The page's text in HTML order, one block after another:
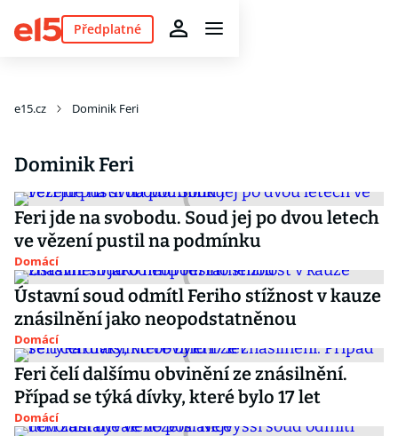
Předplatné
e15.cz Dominik Feri
Dominik Feri
Feri jde na svobodu. Soud jej po dvou letech
ve vězení pustil na podmínku
Domácí
Ústavní soud odmítl Feriho stížnost v kauze
znásilnění jako neopodstatněnou
Domácí
Feri čelí dalšímu obvinění ze znásilnění.
Případ se týká dívky, které bylo 17 let
Domácí